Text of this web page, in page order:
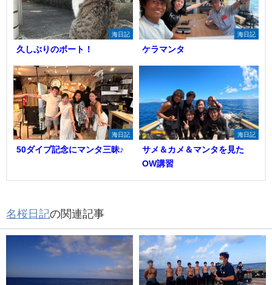
海日記
久しぶりのボート！
海日記
ケラマンタ
海日記
50ダイブ記念にマンタ三昧♪
海日記
サメ＆カメ＆マンタを見た
OW講習
名桜日記の関連記事